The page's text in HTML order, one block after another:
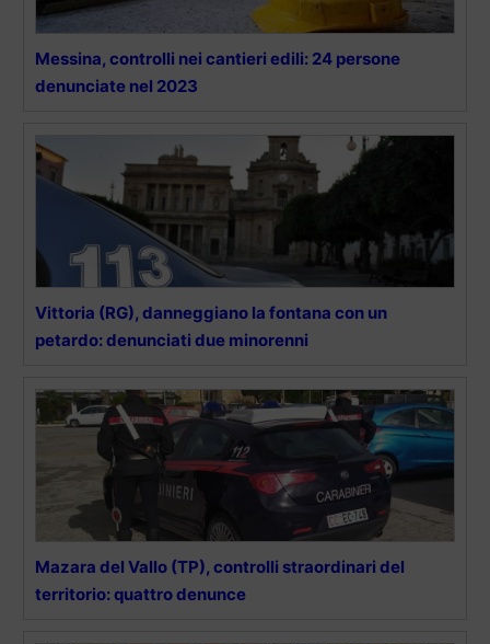
Messina, controlli nei cantieri edili: 24 persone
denunciate nel 2023
Vittoria (RG), danneggiano la fontana con un
petardo: denunciati due minorenni
Mazara del Vallo (TP), controlli straordinari del
territorio: quattro denunce